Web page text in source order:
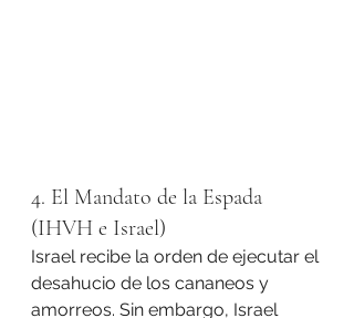
4. El Mandato de la Espada
(IHVH e Israel)
Israel recibe la orden de ejecutar el
desahucio de los cananeos y
amorreos. Sin embargo, Israel